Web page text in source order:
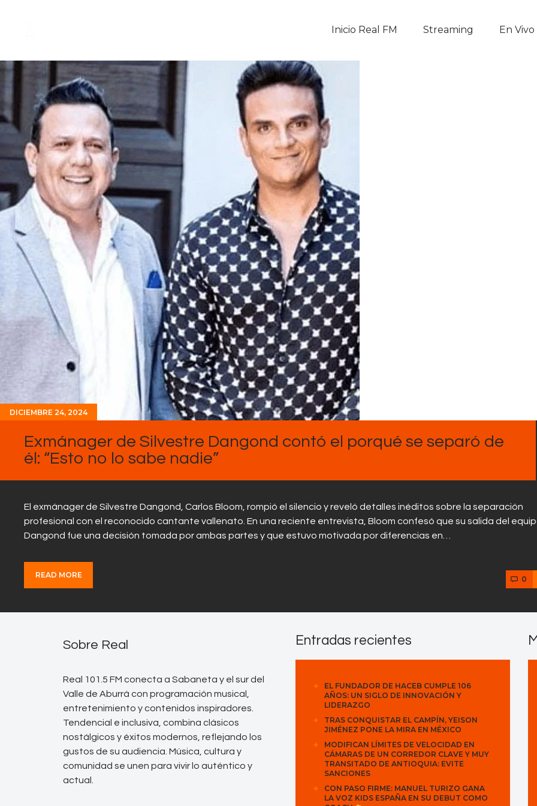
Inicio Real FM Streaming En Vivo
En Vivo
Descarga La APP
Programas
Noticias
Equipo
Sobre Nosotros
Contactos
DICIEMBRE 24, 2024
Exmánager de Silvestre Dangond contó el porqué se separó de
él: “Esto no lo sabe nadie”
El exmánager de Silvestre Dangond, Carlos Bloom, rompió el silencio y reveló detalles inéditos sobre la separación
profesional con el reconocido cantante vallenato. En una reciente entrevista, Bloom confesó que su salida del
Dangond fue una decisión tomada por ambas partes y que estuvo motivada por diferencias en…
READ MORE 0
Sobre Real
Real 101.5 FM conecta a Sabaneta y el sur del
Valle de Aburrá con programación musical,
entretenimiento y contenidos inspiradores.
Tendencial e inclusiva, combina clásicos
nostálgicos y éxitos modernos, reflejando los
gustos de su audiencia. Música, cultura y
comunidad se unen para vivir lo auténtico y
actual.
Entradas recientes
EL FUNDADOR DE HACEB CUMPLE 106
AÑOS: UN SIGLO DE INNOVACIÓN Y
LIDERAZGO
TRAS CONQUISTAR EL CAMPÍN, YEISON
JIMÉNEZ PONE LA MIRA EN MÉXICO
MODIFICAN LÍMITES DE VELOCIDAD EN
CÁMARAS DE UN CORREDOR CLAVE Y MUY
TRANSITADO DE ANTIOQUIA: EVITE
SANCIONES
CON PASO FIRME: MANUEL TURIZO GANA
LA VOZ KIDS ESPAÑA EN SU DEBUT COMO